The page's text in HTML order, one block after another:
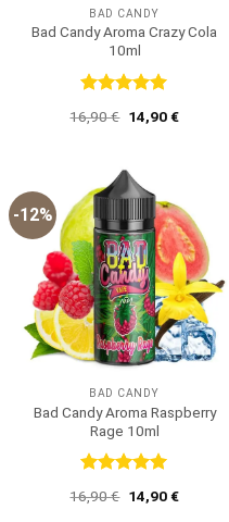
BAD CANDY
Bad Candy Aroma Crazy Cola
10ml
mit 5 von
16,90€ Ursprünglicher
Preis
14,90€Aktueller
-12%
BAD CANDY
Bad Candy Aroma Raspberry
Rage 10ml
Bewertet
mit 5 von
16,90€ Ursprünglicher
Preis
14,90€Aktueller